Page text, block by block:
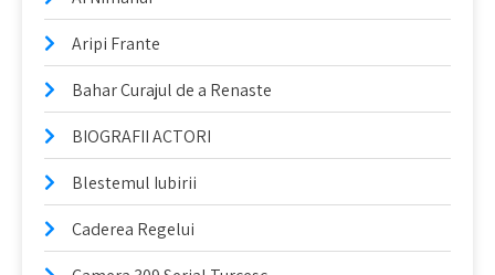
Aripi Frante
Bahar Curajul de a Renaste
BIOGRAFII ACTORI
Blestemul Iubirii
Caderea Regelui